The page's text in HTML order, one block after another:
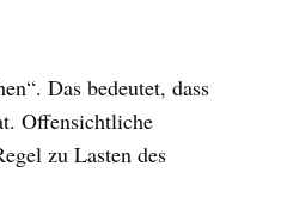
Das bedeutet, dass
Offensichtliche
zu Lasten des